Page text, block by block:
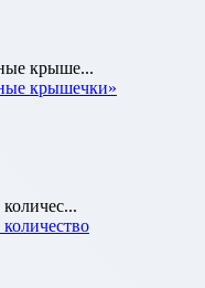
крыше...
крышечки»